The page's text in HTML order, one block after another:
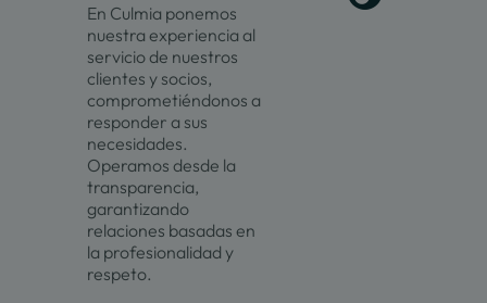
En Culmia ponemos
nuestra experiencia al
servicio de nuestros
clientes y socios,
comprometiéndonos a
responder a sus
necesidades.
Operamos desde la
transparencia,
garantizando
relaciones basadas en
la profesionalidad y
respeto.